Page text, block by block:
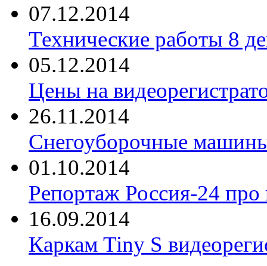
07.12.2014
Технические работы 8
05.12.2014
Цены на
26.11.2014
Снегоуборочные машины
01.10.2014
Репортаж Россия-24 про
16.09.2014
Каркам Tiny S